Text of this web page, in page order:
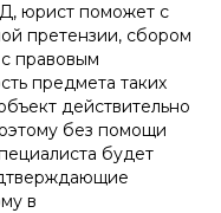
юрист поможет с
претензии, сбором
с правовым
предмета таких
действительно
без помощи
будет
в